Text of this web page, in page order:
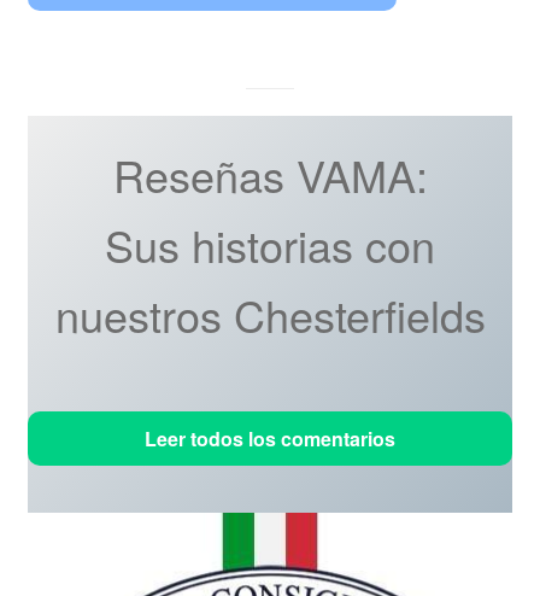
Reseñas VAMA:
Sus historias con
nuestros Chesterfields
Leer todos los comentarios